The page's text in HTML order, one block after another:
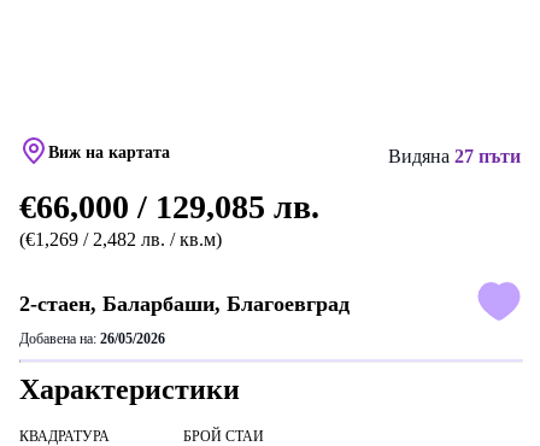
Виж на картата Видяна 27 пъти
€66,000 / 129,085 лв.
(€1,269 / 2,482 лв. / кв.м)
2-стаен, Баларбаши, Благоевград
Добавена на: 26/05/2026
Характеристики
КВАДРАТУРА БРОЙ СТАИ